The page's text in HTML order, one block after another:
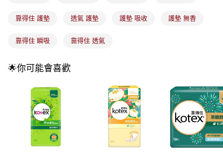
1.分期款項不併入電信帳單，「大哥付你分期」於每月結算日後寄送繳費提
2.透過簡訊連結打開帳單後，可選擇「超商條碼／台灣大直營門市／銀行轉
【注意事項】
1.本服務係由「台灣大哥大股份有限公司」（以下簡稱本公司）所提供，讓
買賣價金債權讓與本公司後，依約使用本公司帳單繳交帳款。
2.基於同意付款使用「大哥付你分期」之契約關係目的，商店將以您的個人
資料（包含姓名、電話或地址）提供予台灣大哥大進項蒐集、處理及利用，
由本公司與您本人進行分期帳單所需資料之確認、核對及更正。
3.完整用戶服務條款，請詳閱以下連結：https://oppay.tw/userRule
7-11取貨付款
付款後7-11取貨
每筆NT$100，滿NT$899(含以上)免運費
每筆NT$100，滿NT$899(含以上)免運費
宅配(離島)
靠得住 護墊 透氣 護墊 護墊 吸收 護墊 無香
靠得住 瞬吸 靠得住 透氣
🌟你可能會喜歡